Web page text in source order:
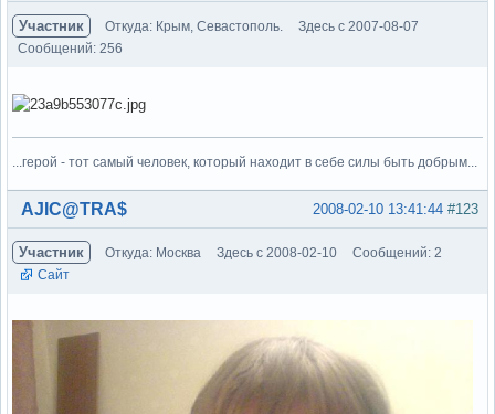
Участник Откуда: Крым, Севастополь.
Здесь с 2007-08-07
Сообщений: 256
...герой - тот самый человек, который находит в себе силы быть добрым...
Вне форума #123
2008-02-10 13:41:44
AJIC@TRA$
Участник Откуда: Москва Здесь с 2008-02-10
Сообщений: 2
Сайт